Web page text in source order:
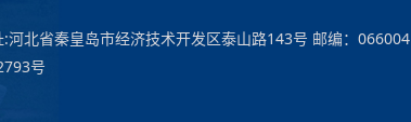
北省秦皇岛市经济技术开发区泰山路143号 邮编：066004
号